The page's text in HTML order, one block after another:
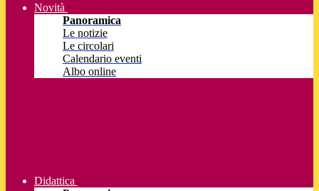
Novità
Panoramica
Le notizie
Le circolari
Calendario eventi
Albo online
Didattica